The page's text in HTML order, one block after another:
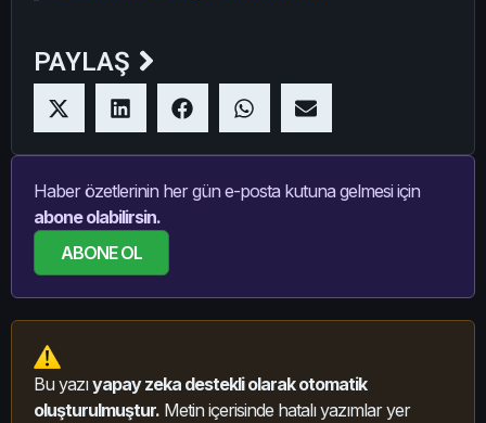
PAYLAŞ
Haber özetlerinin her gün e-posta kutuna gelmesi için
abone olabilirsin.
ABONE OL
Bu yazıyapay zeka destekli olarak otomatik
oluşturulmuştur. Metin içerisinde hatalı yazımlar yer